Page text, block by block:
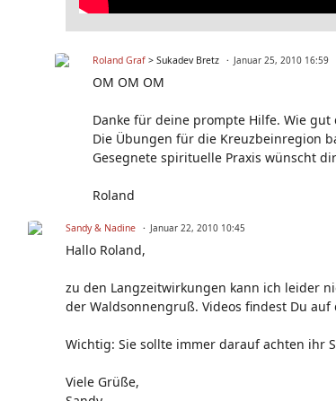
Roland Graf > Sukadev Bretz Januar 25, 2010 16:59
OM OM OM
Danke für deine prompte Hilfe. Wie gut
Die Übungen für die Kreuzbeinregion
Gesegnete spirituelle Praxis wünscht dir
Roland
Sandy & Nadine Januar 22, 2010 10:45
Hallo Roland,
zu den Langzeitwirkungen kann ich leider
der Waldsonnengruß. Videos findest Du auf
Wichtig: Sie sollte immer darauf achten ihr
Viele Grüße,